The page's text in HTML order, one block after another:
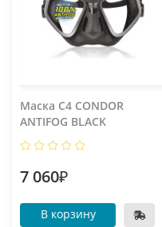
Маска C4 CONDOR
ANTIFOG BLACK
7 060₽
В корзину